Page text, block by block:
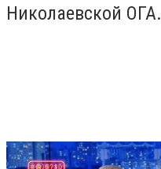
Николаевской ОГА.